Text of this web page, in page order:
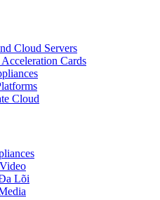
Cloud Servers
Cards
Cloud
Lõi